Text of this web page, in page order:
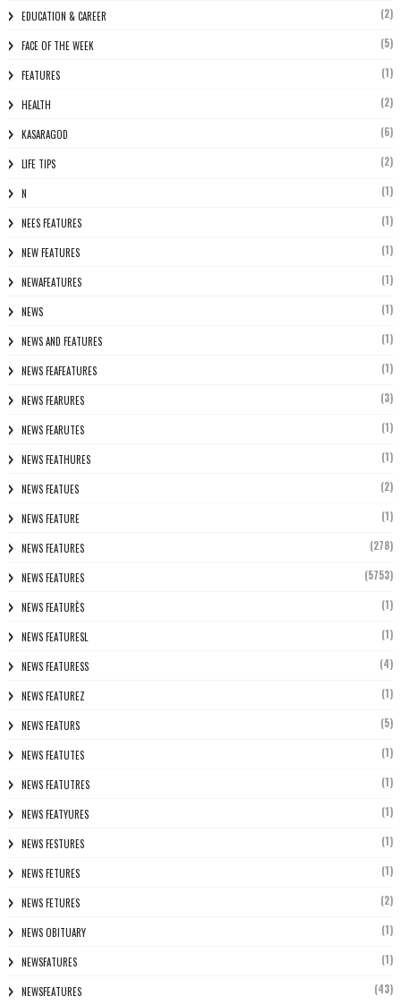
EDUCATION & CAREER (2)
FACE OF THE WEEK (5)
FEATURES (1)
HEALTH (2)
KASARAGOD (6)
LIFE TIPS (2)
N (1)
NEES FEATURES (1)
NEW FEATURES (1)
NEWAFEATURES (1)
NEWS (1)
NEWS AND FEATURES (1)
NEWS FEAFEATURES (1)
NEWS FEARURES (3)
NEWS FEARUTES (1)
NEWS FEATHURES (1)
NEWS FEATUES (2)
NEWS FEATURE (1)
NEWS FEATURES (278)
NEWS FEATURES (5753)
NEWS FEATURÈS (1)
NEWS FEATURESL (1)
NEWS FEATURESS (4)
NEWS FEATUREZ (1)
NEWS FEATURS (5)
NEWS FEATUTES (1)
NEWS FEATUTRES (1)
NEWS FEATYURES (1)
NEWS FESTURES (1)
NEWS FETURES (1)
NEWS FETURES (2)
NEWS OBITUARY (1)
NEWSFATURES (1)
NEWSFEATURES (43)